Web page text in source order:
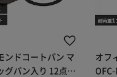
ンドコートパン マ
グパン入り 12点セ
オフ